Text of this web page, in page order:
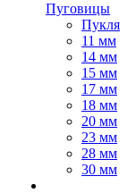
Пуговицы
Пукля
11 мм
14 мм
15 мм
17 мм
18 мм
20 мм
23 мм
28 мм
30 мм